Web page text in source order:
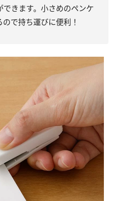
できます。小さめのペンケ
で持ち運びに便利！